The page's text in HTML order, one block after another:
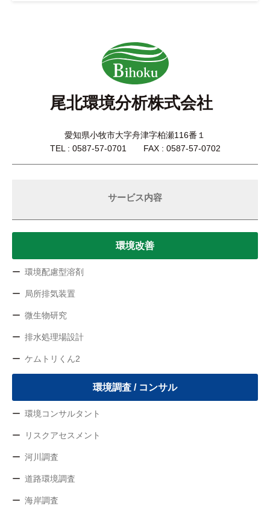
尾北環境分析株式会社
愛知県小牧市大字舟津字柏瀬116番１
TEL : 0587-57-0701 FAX : 0587-57-0702
サービス内容
環境改善
環境配慮型溶剤
局所排気装置
微生物研究
排水処理場設計
ケムトリくん2
環境調査 / コンサル
環境コンサルタント
リスクアセスメント
河川調査
道路環境調査
海岸調査